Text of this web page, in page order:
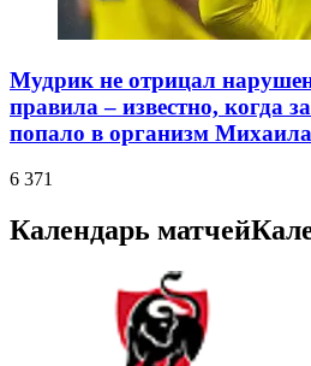
Мудрик не отрицал
правила – известно, когда
попало в организм Михаила
6 371
Календарь матчей